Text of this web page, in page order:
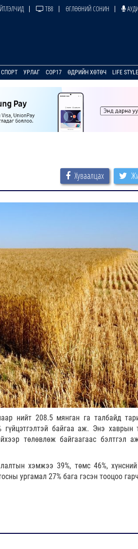
ТВ8 ӨГЛӨӨНИЙ СОНИН
СПОРТ УРЛАГ COP17 ӨДРИЙН ХӨТӨЧ LIFE STYLE
Хуваалцах
нийт 208.5 мянган га талбайд
байгаа аж. Энэ хаврын
төлөвлөж байгаагаас бэлтгэл
хэмжээ 39%, төмс 46%,
ургамал 27% бага гэсэн тооцоо